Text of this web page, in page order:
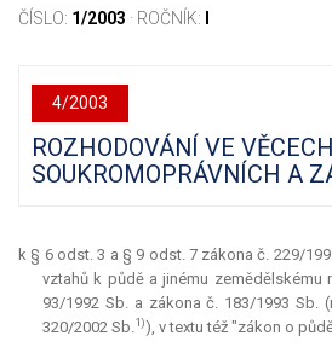
ČÍSLO: 1/2003 · ROČNÍK:
4/2003
ROZHODOVÁNÍ VE VĚCECH
SOUKROMOPRÁVNÍCH A
k § 6 odst. 3 a § 9 odst. 7 zákona č. 229/
vztahů k půdě a jinému zemědělskému
93/1992 Sb. a zákona č. 183/1993 Sb.
320/2002 Sb.1)), v textu též "zákon o